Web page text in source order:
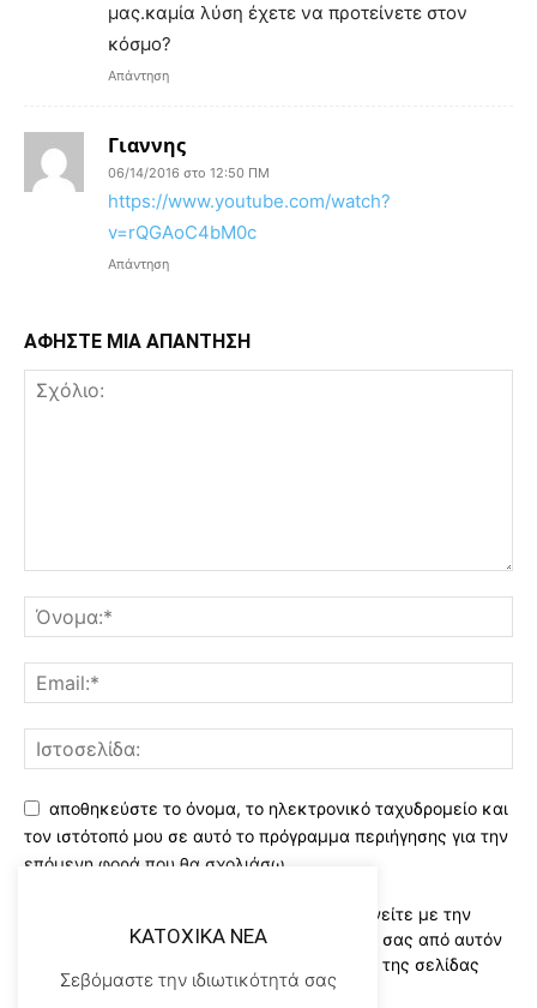
μας.καμία λύση έχετε να προτείνετε στον
κόσμο?
Απάντηση
Γιαννης
06/14/2016 στο 12:50 ΠΜ
https://www.youtube.com/watch?
v=rQGAoC4bM0c
Απάντηση
ΑΦΗΣΤΕ ΜΙΑ ΑΠΑΝΤΗΣΗ
αποθηκεύστε το όνομα, το ηλεκτρονικό ταχυδρομείο και
τον ιστότοπό μου σε αυτό το πρόγραμμα περιήγησης για την
επόμενη φορά που θα σχολιάσω.
Χρησιμοποιώντας αυτό το έντυπο συμφωνείτε με την
αποθήκευση και χειρισμό των δεδομένων σας από αυτόν
τον ιστότοπο..Διαβάστε του ορους χρήσης της σελίδας
μας*
KATOXIKA NEA
Σεβόμαστε την ιδιωτικότητά σας